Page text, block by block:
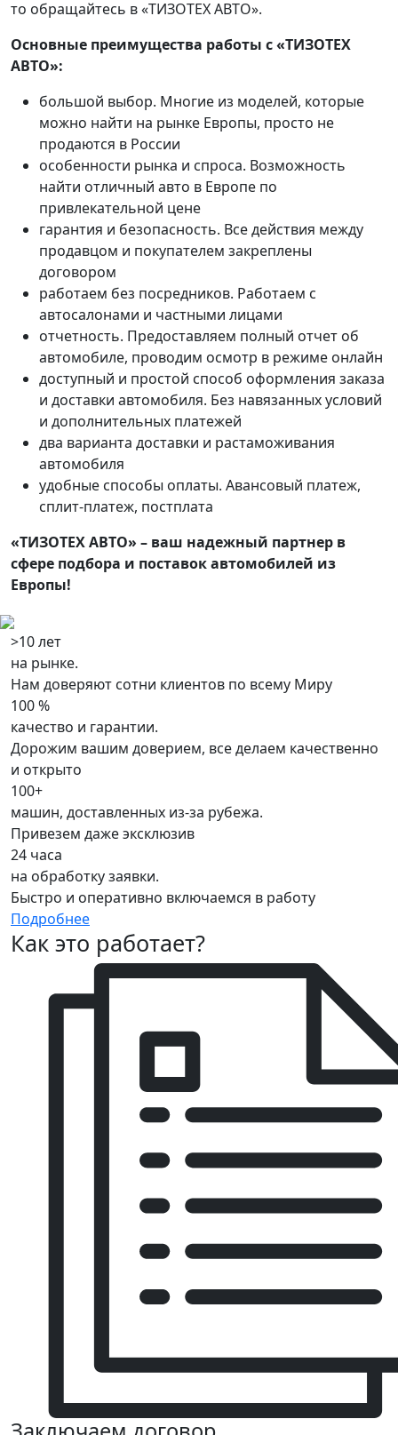
то обращайтесь в «ТИЗОТЕХ АВТО».
Основные преимущества работы с «ТИЗОТЕХ
АВТО»:
большой выбор. Многие из моделей, которые
можно найти на рынке Европы, просто не
продаются в России
особенности рынка и спроса. Возможность
найти отличный авто в Европе по
привлекательной цене
гарантия и безопасность. Все действия между
продавцом и покупателем закреплены
договором
работаем без посредников. Работаем с
автосалонами и частными лицами
отчетность. Предоставляем полный отчет об
автомобиле, проводим осмотр в режиме онлайн
доступный и простой способ оформления заказа
и доставки автомобиля. Без навязанных условий
и дополнительных платежей
два варианта доставки и растаможивания
автомобиля
удобные способы оплаты. Авансовый платеж,
сплит-платеж, постплата
«ТИЗОТЕХ АВТО» – ваш надежный партнер в
сфере подбора и поставок автомобилей из
Европы!
>10 лет
на рынке.
Нам доверяют сотни клиентов по всему Миру
100 %
качество и гарантии.
Дорожим вашим доверием, все делаем качественно
и открыто
100+
машин, доставленных из-за рубежа.
Привезем даже эксклюзив
24 часа
на обработку заявки.
Быстро и оперативно включаемся в работу
Подробнее
Как это работает?